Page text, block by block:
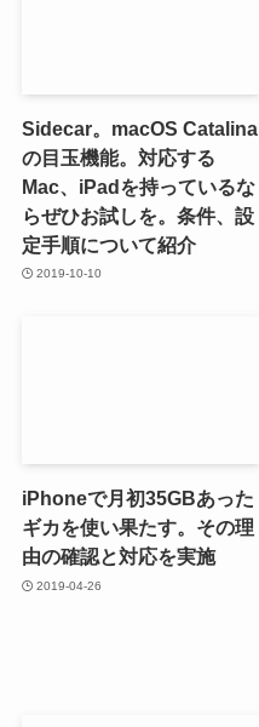
Sidecar。macOS Catalina
の目玉機能。対応する
Mac、iPadを持っているな
らぜひお試しを。条件、設
定手順について紹介
2019-10-10
iPhoneで月初35GBあった
ギカを使い果たす。その理
由の確認と対応を実施
2019-04-26